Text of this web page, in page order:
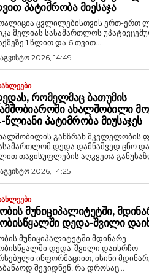
ᲞᲐᲢᲘᲛᲠᲝᲑᲐ ᲛᲘᲔᲡᲐᲯᲐ
ცვლილებისთვის ერთ-ერთ
მელიას სასამართლოს
1 წლით და 6 თვით...
2026, 14:49
ᲠᲝᲛᲔᲚᲛᲐᲪ ᲑᲐᲗᲣᲛᲘᲡ
ᲐᲮᲐᲚᲨᲝᲑᲘᲚᲘ
ᲬᲚᲘᲐᲜᲘ ᲞᲐᲢᲘᲛᲠᲝᲑᲐ ᲛᲘᲣᲡᲐᲯᲔᲡ
განზრახ მკვლელობის
დედა დამნაშვედ ცნო
თავისუფლების აღკვეთა
2026, 14:25
ᲛᲣᲜᲘᲪᲘᲞᲐᲚᲘᲢᲔᲢᲨᲘ,
ᲓᲔᲓᲐ-ᲨᲕᲘᲚᲘ
მუნიციპალიტეტში მდინარე
დედა-შვილი დაიხრჩო.
ინფორმაციით, ისინი
შევიდნენ, რა დროსაც...